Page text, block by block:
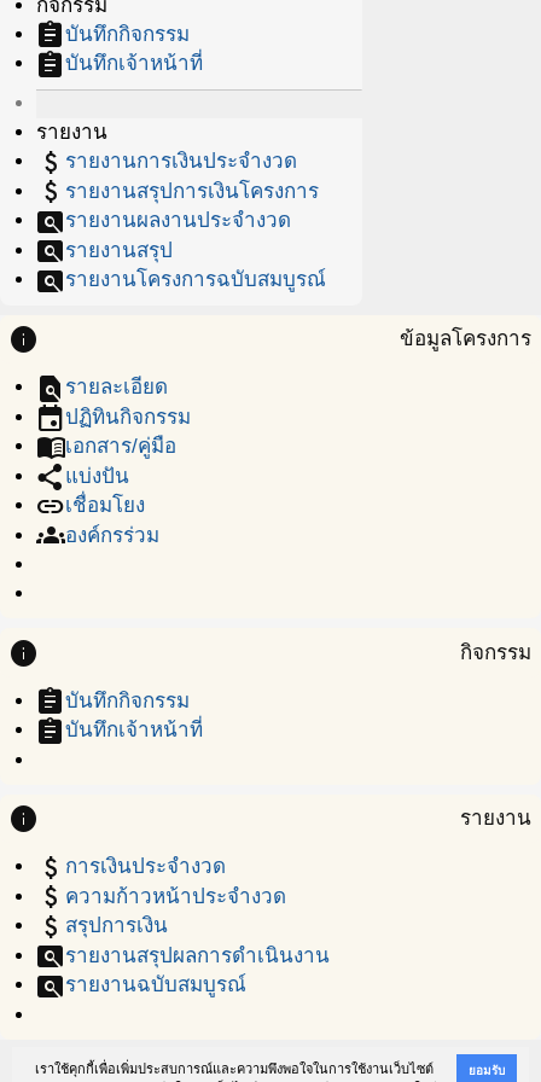
เราใช้คุกกี้เพื่อเพิ่มประสบการณ์และความพึงพอใจในการใช้งานเว็บไซต์
ยอมรับ
กิจกรรม
assignmentบันทึกกิจกรรม
assignmentบันทึกเจ้าหน้าที่
รายงาน
attach_money รายงานการเงินประจำงวด
attach_money รายงานสรุปการเงินโครงการ
pageviewรายงานผลงานประจำงวด
pageviewรายงานสรุป
pageviewรายงานโครงการฉบับสมบูรณ์
info ข้อมูลโครงการ
find_in_page รายละเอียด
eventปฏิทินกิจกรรม
menu_bookเอกสาร/คู่มือ
share แบ่งปัน
linkเชื่อมโยง
groupsองค์กรร่วม
info กิจกรรม
assignmentบันทึกกิจกรรม
assignmentบันทึกเจ้าหน้าที่
info รายงาน
attach_money การเงินประจำงวด
attach_money ความก้าวหน้าประจำงวด
attach_money สรุปการเงิน
pageviewรายงานสรุปผลการดำเนินงาน
pageviewรายงานฉบับสมบูรณ์